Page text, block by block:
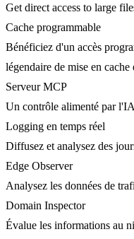
Get direct access to large
Cache programmable
Bénéficiez d'un accès
légendaire de mise en
Serveur MCP
Un contrôle alimenté par
Logging en temps réel
Diffusez et analysez des
Edge Observer
Analysez les données de
Domain Inspector
Évalue les informations au